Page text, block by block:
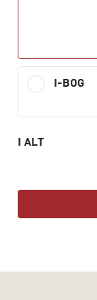
fortsat
I denne 4.
flere kapitler
handler om
psykisk
tværfaglige
udgave.
I-BOG
I ALT